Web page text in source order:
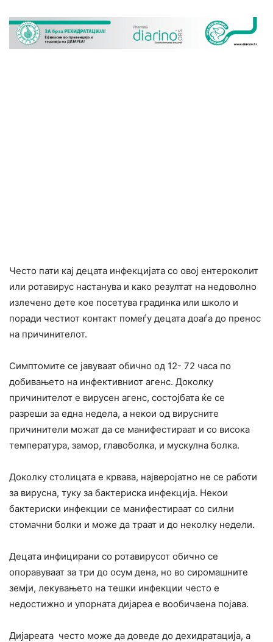
Често пати кај децата инфекцијата со овој ентероколит
или ротавирус настанува и како резултат на недоволно
излечено дете кое посетува градинка или школо и
поради честиот контакт помеѓу децата доаѓа до пренос
на причинителот.
Симптомите се јавуваат обично од 12- 72 часа по
добивањето на инфективниот агенс. Доколку
причинителот е вирусен агенс, состојбата ќе се
разреши за една недела, а некои од вирусните
причинители можат да се манифестираат и со висока
температура, замор, главоболка, и мускулна болка.
Доколку столицата е крвава, најверојатно не се работи
за вирусна, туку за бактериска инфекција. Некои
бактериски инфекции се манифестираат со силни
стомачни болки и може да траат и до неколку недели.
Децата инфицирани со ротавирусот обично се
опоравуваат за три до осум дена, но во сиромашните
земји, лекувањето на тешки инфекции често е
недостижно и упорната дијареа е вообичаена појава.
Дијареата често може да доведе до дехидратација, а